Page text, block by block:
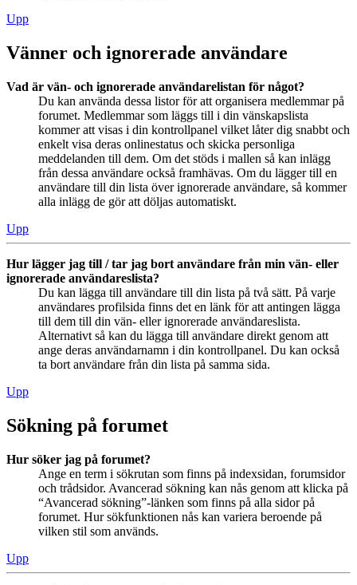
Upp
Vänner och ignorerade användare
Vad är vän- och ignorerade användarelistan för något?
Du kan använda dessa listor för att organisera medlemmar på
forumet. Medlemmar som läggs till i din vänskapslista
kommer att visas i din kontrollpanel vilket låter dig snabbt och
enkelt visa deras onlinestatus och skicka personliga
meddelanden till dem. Om det stöds i mallen så kan inlägg
från dessa användare också framhävas. Om du lägger till en
användare till din lista över ignorerade användare, så kommer
alla inlägg de gör att döljas automatiskt.
Upp
Hur lägger jag till / tar jag bort användare från min vän- eller
ignorerade användareslista?
Du kan lägga till användare till din lista på två sätt. På varje
användares profilsida finns det en länk för att antingen lägga
till dem till din vän- eller ignorerade användareslista.
Alternativt så kan du lägga till användare direkt genom att
ange deras användarnamn i din kontrollpanel. Du kan också
ta bort användare från din lista på samma sida.
Upp
Sökning på forumet
Hur söker jag på forumet?
Ange en term i sökrutan som finns på indexsidan, forumsidor
och trådsidor. Avancerad sökning kan nås genom att klicka på
“Avancerad sökning”-länken som finns på alla sidor på
forumet. Hur sökfunktionen nås kan variera beroende på
vilken stil som används.
Upp